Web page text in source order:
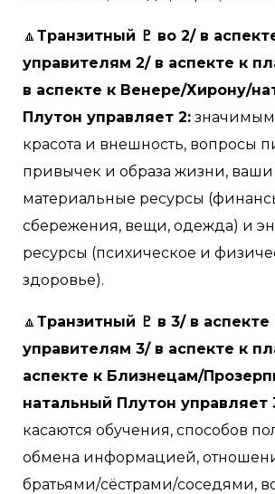
🔼 Транзитный ♇ во 2/ в
управителям 2/ в аспекте к
в аспекте к Венере/Хирону/
Плутон управляет 2:
красота и внешность, вопросы
привычек и образа жизни, ваши
материальные ресурсы
сбережения, вещи, одежда) и
ресурсы (психическое и
здоровье).
🔼 Транзитный ♇ в 3/ в аспекте
управителям 3/ в аспекте к
аспекте к Близнецам/
натальный Плутон управляет
касаются обучения, способов
обмена информацией,
братьями/сёстрами/соседями,